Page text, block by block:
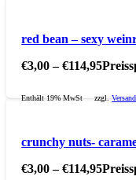
red bean – sexy
€3,00 –€114,95
Enthält 19% MwSt zzgl.Versand
crunchy nuts-
€3,00 –€114,95